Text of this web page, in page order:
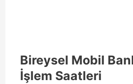
Bireysel Mobil
İşlem Saatleri